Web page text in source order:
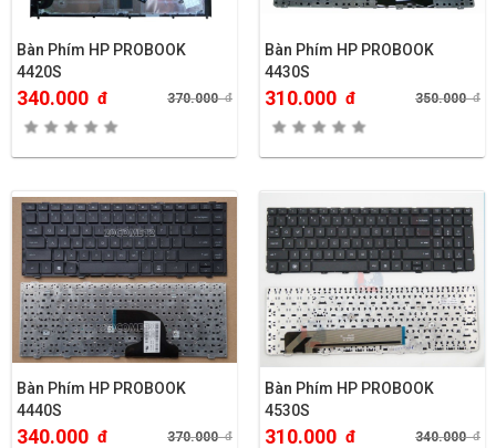
Bàn Phím HP PROBOOK
4420S
340.000 đ 370.000đ
Bàn Phím HP PROBOOK
4430S
310.000 đ 350.000đ
Bàn Phím HP PROBOOK
4440S
340.000 đ 370.000đ
Bàn Phím HP PROBOOK
4530S
310.000 đ 340.000đ